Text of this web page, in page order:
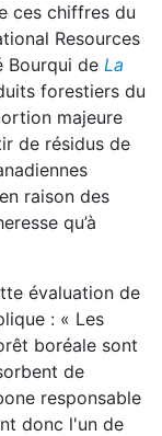
ces chiffres du
Resources
Bourqui de La
forestiers du
majeure
de résidus de
raison des
qu’à
évaluation de
: « Les
boréale sont
de
responsable
donc l'un de